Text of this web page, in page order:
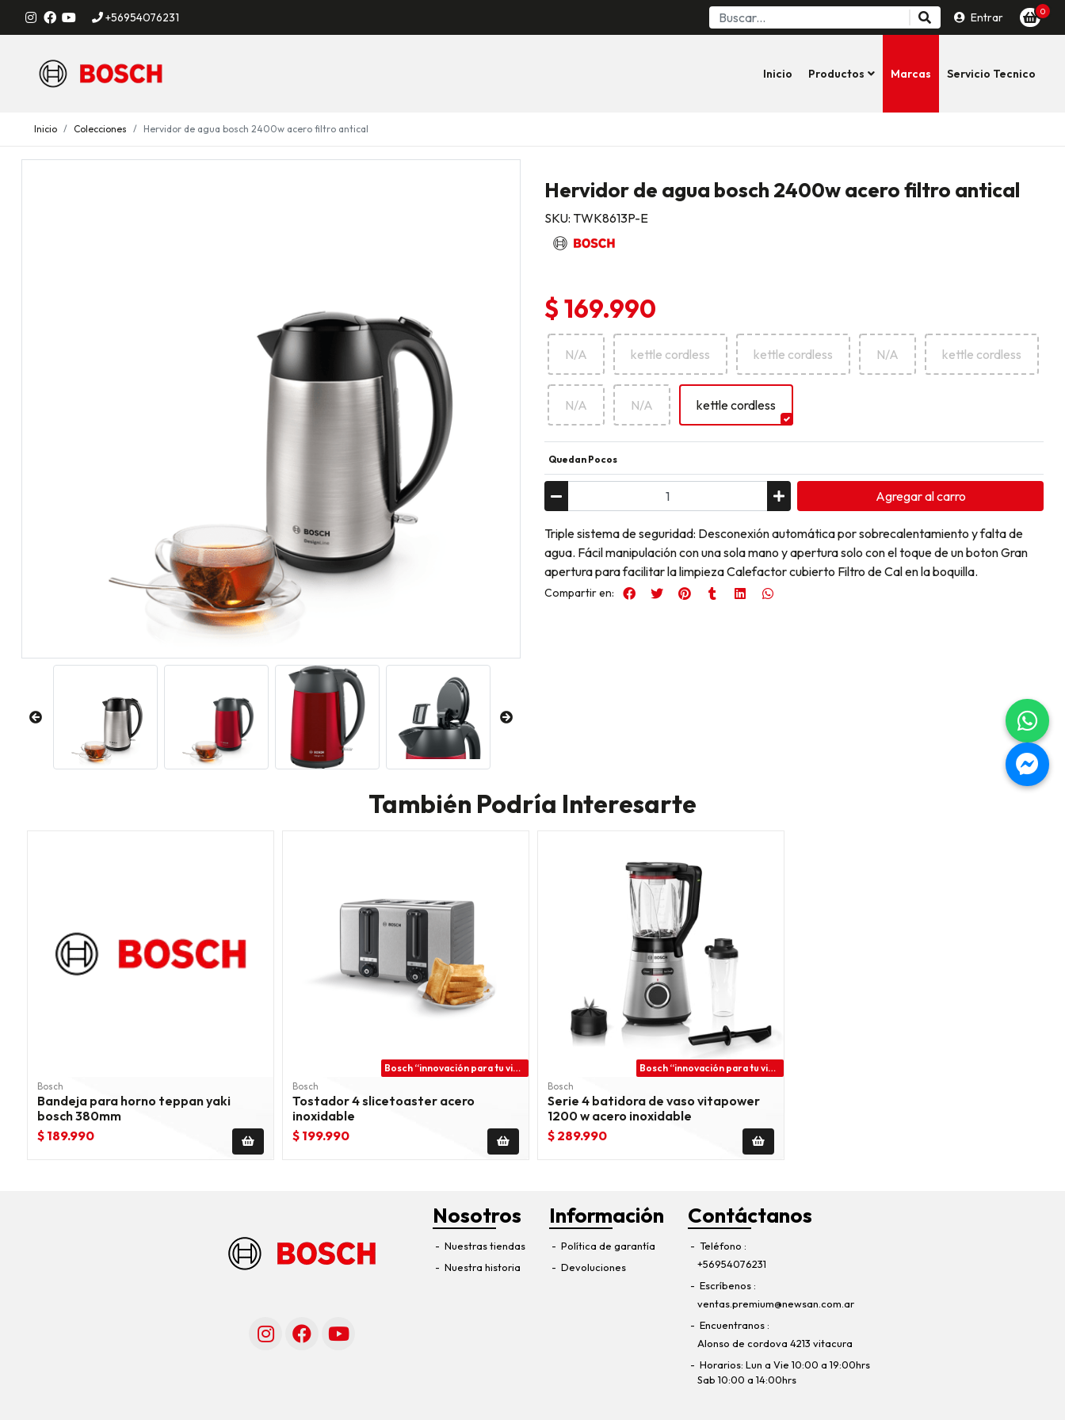
+56954076231 Entrar 0
Inicio Productos Marcas Servicio Tecnico
Inicio Colecciones Hervidor de agua bosch 2400w acero filtro antical
Hervidor de agua bosch 2400w acero filtro antical
SKU: TWK8613P-E
$ 169.990
N/A kettle cordless kettle cordless N/A kettle cordless
N/A N/A kettle cordless
Quedan Pocos
Agregaral carro
Triple sistema de seguridad: Desconexión automática por sobrecalentamiento y falta de
agua. Fácil manipulación con una sola mano y apertura solo con el toque de un boton Gran
apertura para facilitar la limpieza Calefactor cubierto Filtro de Cal en la boquilla.
Compartir en:
También Podría Interesarte
Bosch
Bandeja para horno teppan yaki
bosch 380mm
$ 189.990
Bosch “innovación para tu vida”
Bosch
Tostador 4 slicetoaster acero
inoxidable
$ 199.990
Bosch “innovación para tu vida”
Bosch
Serie 4 batidora de vaso vitapower
1200 w acero inoxidable
$ 289.990
Nosotros
Nuestras tiendas
Nuestra historia
Información
Política de garantía
Devoluciones
Contáctanos
Teléfono
+56954076231
Escríbenos
ventas.premium@newsan.com.ar
Encuentranos
Alonso de cordova 4213 vitacura
Horarios: Lun a Vie 10:00 a 19:00hrs
Sab 10:00 a 14:00hrs